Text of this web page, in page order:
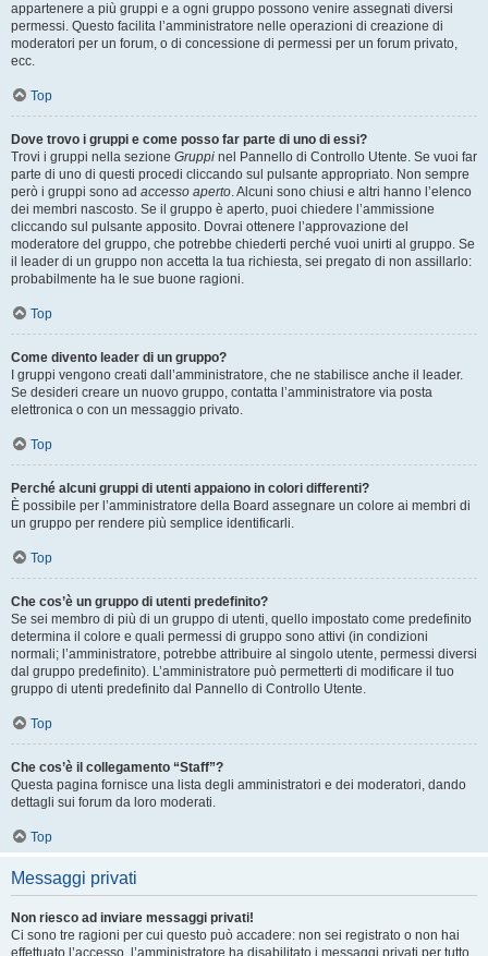
appartenere a più gruppi e a ogni gruppo possono venire assegnati diversi
permessi. Questo facilita l’amministratore nelle operazioni di creazione di
moderatori per un forum, o di concessione di permessi per un forum privato,
ecc.
Top
Dove trovo i gruppi e come posso far parte di uno di essi?
Trovi i gruppi nella sezione Gruppi nel Pannello di Controllo Utente. Se vuoi far
parte di uno di questi procedi cliccando sul pulsante appropriato. Non sempre
però i gruppi sono ad accesso aperto. Alcuni sono chiusi e altri hanno l’elenco
dei membri nascosto. Se il gruppo è aperto, puoi chiedere l’ammissione
cliccando sul pulsante apposito. Dovrai ottenere l’approvazione del
moderatore del gruppo, che potrebbe chiederti perché vuoi unirti al gruppo. Se
il leader di un gruppo non accetta la tua richiesta, sei pregato di non assillarlo:
probabilmente ha le sue buone ragioni.
Top
Come divento leader di un gruppo?
I gruppi vengono creati dall’amministratore, che ne stabilisce anche il leader.
Se desideri creare un nuovo gruppo, contatta l’amministratore via posta
elettronica o con un messaggio privato.
Top
Perché alcuni gruppi di utenti appaiono in colori differenti?
È possibile per l’amministratore della Board assegnare un colore ai membri di
un gruppo per rendere più semplice identificarli.
Top
Che cos’è un gruppo di utenti predefinito?
Se sei membro di più di un gruppo di utenti, quello impostato come predefinito
determina il colore e quali permessi di gruppo sono attivi (in condizioni
normali; l’amministratore, potrebbe attribuire al singolo utente, permessi diversi
dal gruppo predefinito). L’amministratore può permetterti di modificare il tuo
gruppo di utenti predefinito dal Pannello di Controllo Utente.
Top
Che cos’è il collegamento “Staff”?
Questa pagina fornisce una lista degli amministratori e dei moderatori, dando
dettagli sui forum da loro moderati.
Top
Messaggi privati
Non riesco ad inviare messaggi privati!
Ci sono tre ragioni per cui questo può accadere: non sei registrato o non hai
effettuato l’accesso, l’amministratore ha disabilitato i messaggi privati per tutto